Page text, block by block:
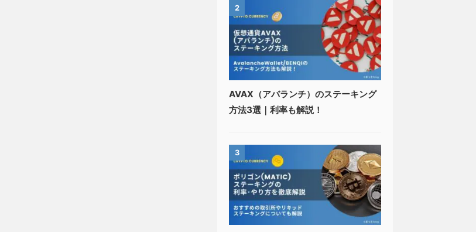
2
AVAX（アバランチ）のステーキング
方法3選｜利率も解説！
3